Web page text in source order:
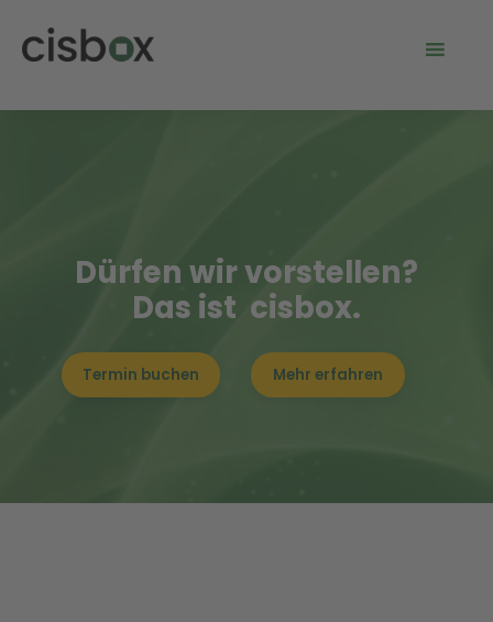
Dürfen wir vorstellen?
Das ist cisbox.
Termin buchen Mehr erfahren